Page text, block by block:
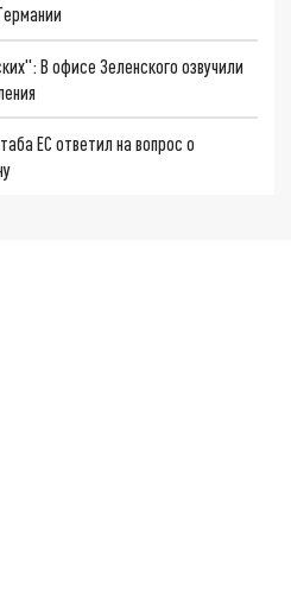
В офисе Зеленского озвучили
ЕС ответил на вопрос о